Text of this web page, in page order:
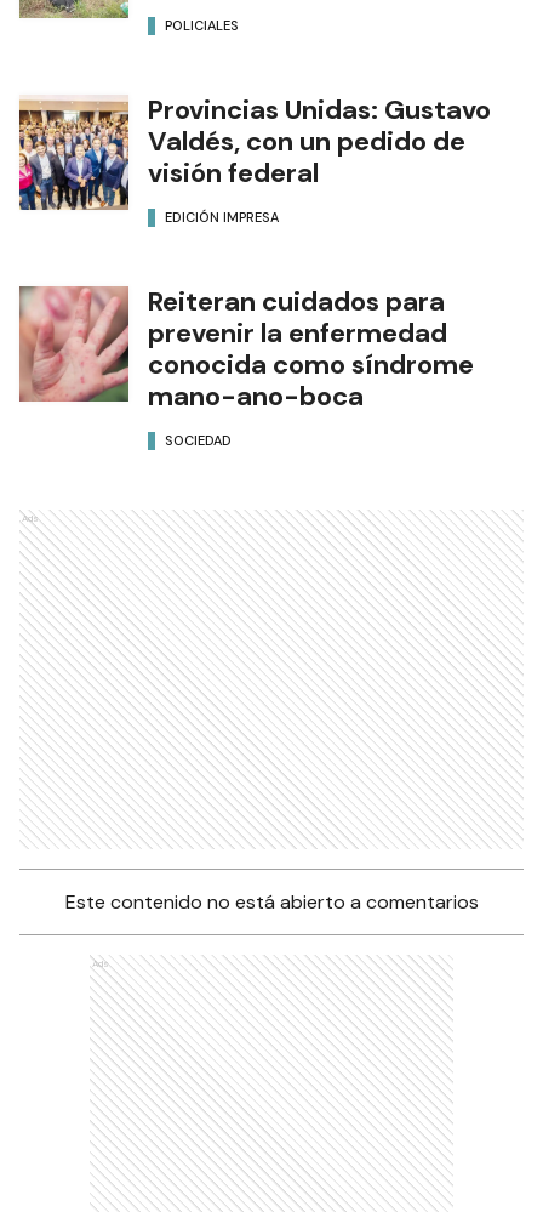
POLICIALES
Provincias Unidas: Gustavo
Valdés, con un pedido de
visión federal
EDICIÓN IMPRESA
Reiteran cuidados para
prevenir la enfermedad
conocida como síndrome
mano-ano-boca
SOCIEDAD
Ads
Este contenido no está abierto a comentarios
Ads